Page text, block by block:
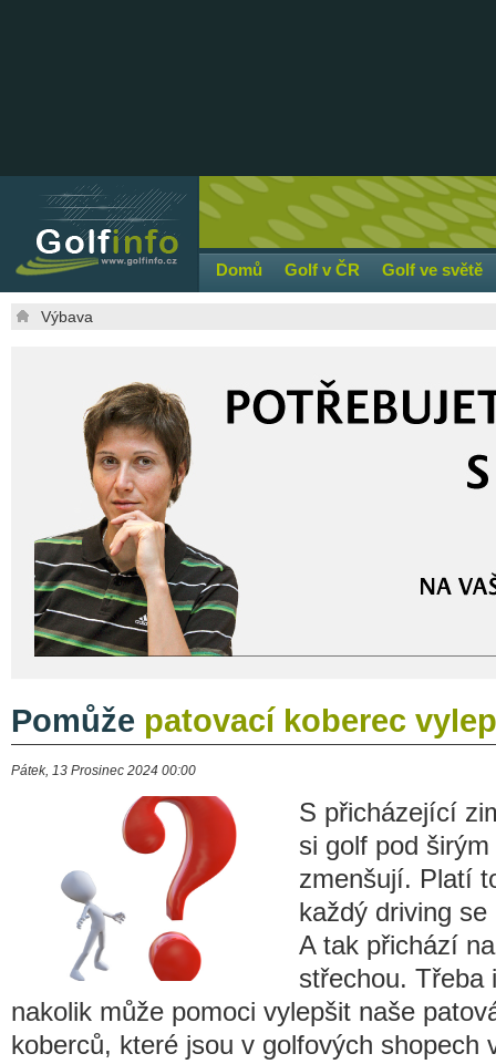
Domů Golf v ČR Golf ve světě
Výbava
Pomůže patovací koberec
Pátek, 13 Prosinec 2024 00:00
S přicházející
si golf pod
zmenšují. Platí
každý driving
A tak přichází
střechou. Třeba
nakolik může pomoci vylepšit naše
koberců, které jsou v golfových shopech